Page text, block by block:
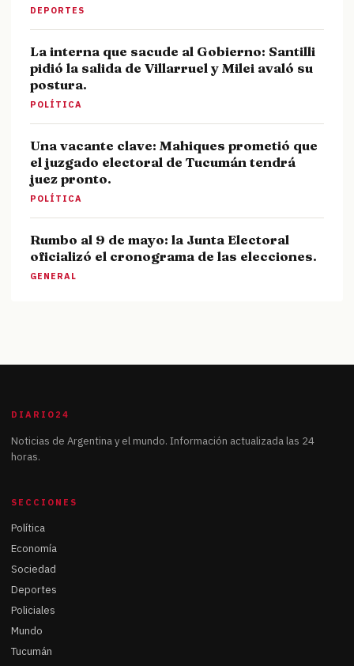
DEPORTES
La interna que sacude al Gobierno: Santilli
pidió la salida de Villarruel y Milei avaló su
postura.
POLÍTICA
Una vacante clave: Mahiques prometió que
el juzgado electoral de Tucumán tendrá
juez pronto.
POLÍTICA
Rumbo al 9 de mayo: la Junta Electoral
oficializó el cronograma de las elecciones.
GENERAL
DIARIO24
Noticias de Argentina y el mundo. Información actualizada las 24
horas.
SECCIONES
Política
Economía
Sociedad
Deportes
Policiales
Mundo
Tucumán